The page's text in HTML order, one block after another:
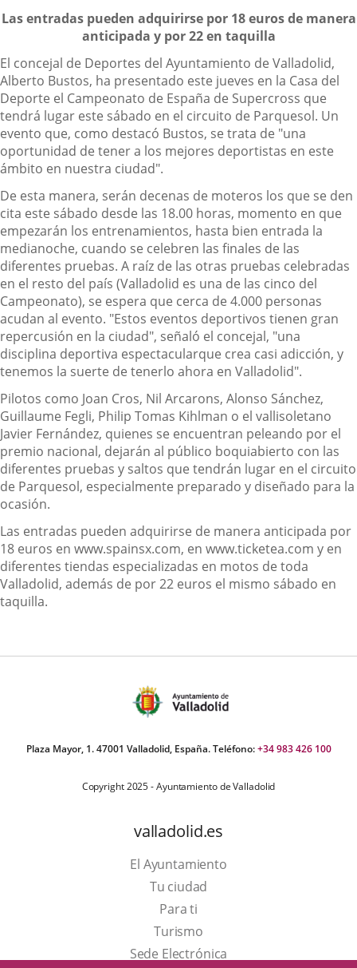
Descripción
Las entradas pueden adquirirse por 18 euros de manera
anticipada y por 22 en taquilla
El concejal de Deportes del Ayuntamiento de Valladolid,
Alberto Bustos, ha presentado este jueves en la Casa del
Deporte el Campeonato de España de Supercross que
tendrá lugar este sábado en el circuito de Parquesol. Un
evento que, como destacó Bustos, se trata de "una
oportunidad de tener a los mejores deportistas en este
ámbito en nuestra ciudad".
De esta manera, serán decenas de moteros los que se den
cita este sábado desde las 18.00 horas, momento en que
empezarán los entrenamientos, hasta bien entrada la
medianoche, cuando se celebren las finales de las
diferentes pruebas. A raíz de las otras pruebas celebradas
en el resto del país (Valladolid es una de las cinco del
Campeonato), se espera que cerca de 4.000 personas
acudan al evento. "Estos eventos deportivos tienen gran
repercusión en la ciudad", señaló el concejal, "una
disciplina deportiva espectacularque crea casi adicción, y
tenemos la suerte de tenerlo ahora en Valladolid".
Pilotos como Joan Cros, Nil Arcarons, Alonso Sánchez,
Guillaume Fegli, Philip Tomas Kihlman o el vallisoletano
Javier Fernández, quienes se encuentran peleando por el
premio nacional, dejarán al público boquiabierto con las
diferentes pruebas y saltos que tendrán lugar en el circuito
de Parquesol, especialmente preparado y diseñado para la
ocasión.
Las entradas pueden adquirirse de manera anticipada por
18 euros en www.spainsx.com, en www.ticketea.com y en
diferentes tiendas especializadas en motos de toda
Valladolid, además de por 22 euros el mismo sábado en
taquilla.
Plaza Mayor, 1. 47001 Valladolid, España. Teléfono:+34 983 426 100
Copyright 2025 - Ayuntamiento de Valladolid
valladolid.es
El Ayuntamiento
Tu ciudad
Para ti
TurismoEste
enlace
Sede Electrónica